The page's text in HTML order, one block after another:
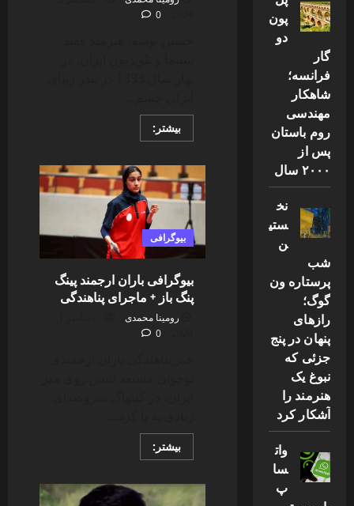
0
بیشتر:Read
more
حسین
توشه
و
علت
فوت
بازیگر
پس
از
باران
بیوگرافی
بیوگرافی باران ارجمند پینگ
پنگ باز + ماجرای پناهندگی
رومینا محمدی
0
بیشتر:Read
more
باران
ارجمند
پون
دو
گار
فرانسه؛
شاهکار
مهندسی
روم باستان
پس از
۲۰۰۰ سال
نخ
ستی
ن
شب
پرستاره ون
گوگ؛
رازهای
پنهان در پنج
جزئی که
نبوغ یک
هنرمند را
آشکار کرد
وات
سا
پ